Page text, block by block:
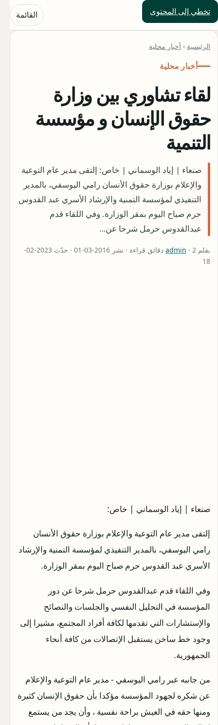
تخطي إلى المحتوى
حلول العالم القائمة
الرئيسية › أخبار محلية
أخبار محلية
لقاء تشاوري بين وزارة
حقوق الإنسان و مؤسسة
التنمية
صنعاء | إياد الوسماني | خاص: إلتقى مدير عام التوعية
والإعلام بوزارة حقوق الأنسان رامي اليوسفي، بالمدير
التنفيذي لمؤسسة التمنية والإرشاد الأسري عبد القدوس
حرم صباح اليوم بمقر الوزارة. وفي اللقاء قدم
عبدالقدوس حرمل شرحا عن…
بقلم admin
· 2 دقائق قراءة · نشر 2016-03-01 · حدّث 2023-02-
18
صنعاء | إياد الوسماني | خاص:
إلتقى مدير عام التوعية والإعلام بوزارة حقوق الأنسان
رامي اليوسفي، بالمدير التنفيذي لمؤسسة التمنية والإرشاد
الأسري عبد القدوس حرم صباح اليوم بمقر الوزارة.
وفي اللقاء قدم عبدالقدوس حرمل شرحا عن دور
المؤسسة في التحليل النفسي والجلسات والنصائح
والإستشارات التي تقدمها لكافة أفراد المجتمع، مشيرا إلى
وجود خط ساخن يستقبل الإتصالات من كافة أنحاء
الجمهورية.
من جانبه عبر رامي اليوسفي - مدير عام التوعية والإعلام
عن شكره لجهود المؤسسة مؤكدا بأن حقوق الإنسان كثيرة
ومنها حقه في العيش براحة نفسية ، وأن يجد من يستمع